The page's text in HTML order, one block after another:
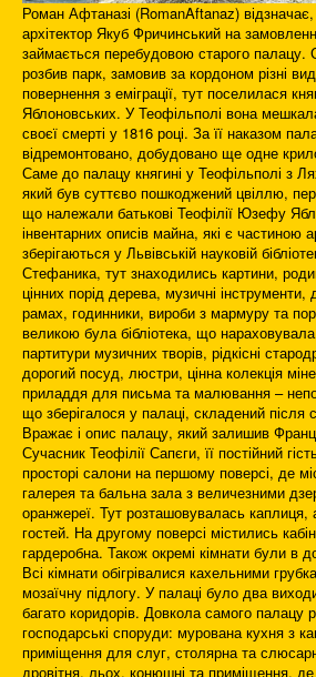
Роман Афтаназі (RomanAftanaz)
архітектор Якуб Фричинський на
займається перебудовою старого
розбив парк, замовив за кордоном різні
повернення з еміграції, тут поселилася
Яблоновських. У Теофільполі вона
своєї смерті у 1816 році. За її наказом
відремонтовано, добудовано ще одне
Саме до палацу княгині у Теофільполі з
який був суттєво пошкоджений цвіллю,
що належали батькові Теофілії Юзефу
інвентарних описів майна, які є частиною
зберігаються у Львівській науковій
Стефаника, тут знаходились картини,
цінних порід дерева, музичні
рамах, годинники, вироби з мармуру та
великою була бібліотека, що
партитури музичних творів, рідкісні
дорогий посуд, люстри, цінна колекція
приладдя для письма та малювання –
що зберігалося у палаці, складений після
Вражає і опис палацу, який залишив
Сучасник Теофілії Сапєги, її постійний
просторі салони на першому поверсі, де
галерея та бальна зала з величезними
оранжереї. Тут розташовувалась каплиця,
гостей. На другому поверсі містились
гардеробна. Також окремі кімнати були в
Всі кімнати обігрівалися кахельними
мозаїчну підлогу. У палаці було два
багато коридорів. Довкола самого палацу
господарські споруди: мурована кухня з
приміщення для слуг, столярна та
дровітня, льох, конюшні та приміщення, де